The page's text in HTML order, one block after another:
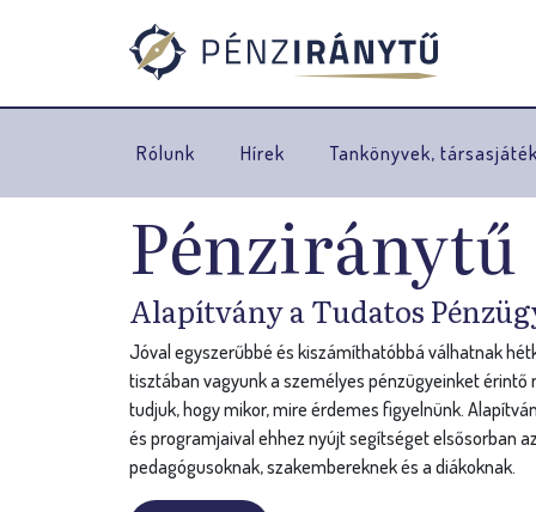
Rólunk Hírek Tankönyvek,
Pénziránytű
Alapítvány a Tudatos
Jóval egyszerűbbé és kiszámíthatóbbá válhatnak
tisztában vagyunk a személyes pénzügyeinket érintő
tudjuk, hogy mikor, mire érdemes figyelnünk.
és programjaival ehhez nyújt segítséget elsősorban
pedagógusoknak, szakembereknek és a diákoknak.